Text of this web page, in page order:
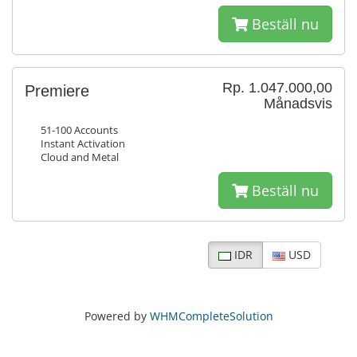
Beställ nu
Rp. 1.047.000,00
Månadsvis
Premiere
51-100 Accounts
Instant Activation
Cloud and Metal
Beställ nu
IDR USD
Powered by WHMCompleteSolution